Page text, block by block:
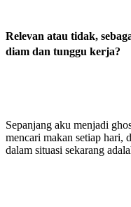
Relevan atau tidak,
diam dan tunggu kerja?
Sepanjang aku menjadi
mencari makan setiap hari,
dalam situasi sekarang